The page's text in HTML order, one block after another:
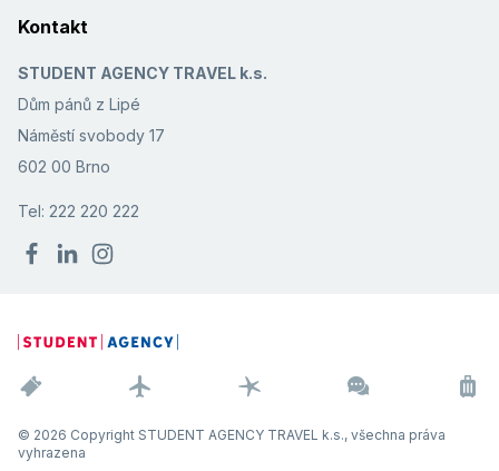
Kontakt
STUDENT AGENCY TRAVEL k.s.
Dům pánů z Lipé
Náměstí svobody 17
602 00 Brno
Tel: 222 220 222
© 2026 Copyright STUDENT AGENCY TRAVEL k.s., všechna práva
vyhrazena